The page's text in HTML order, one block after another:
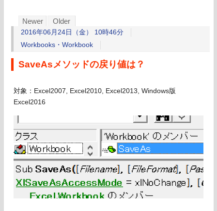
Newer Older
2016年06月24日（金） 10時46分
Workbooks・Workbook
SaveAsメソッドの戻り値は？
対象：Excel2007, Excel2010, Excel2013, Windows版
Excel2016